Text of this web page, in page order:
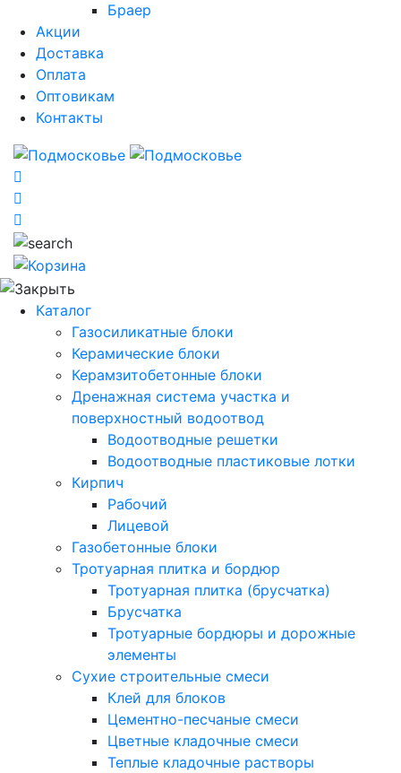
Браер
Акции
Доставка
Оплата
Оптовикам
Контакты
Каталог
Газосиликатные блоки
Керамические блоки
Керамзитобетонные блоки
Дренажная система участка и
поверхностный водоотвод
Водоотводные решетки
Водоотводные пластиковые лотки
Кирпич
Рабочий
Лицевой
Газобетонные блоки
Тротуарная плитка и бордюр
Тротуарная плитка (брусчатка)
Брусчатка
Тротуарные бордюры и дорожные
элементы
Сухие строительные смеси
Клей для блоков
Цементно-песчаные смеси
Цветные кладочные смеси
Теплые кладочные растворы